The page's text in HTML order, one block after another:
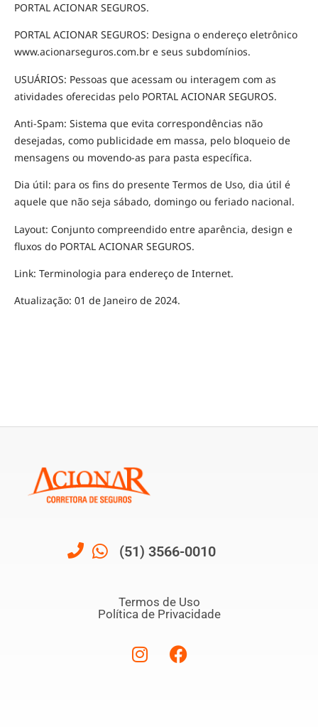
PORTAL ACIONAR SEGUROS.
PORTAL ACIONAR SEGUROS: Designa o endereço eletrônico
www.acionarseguros.com.br e seus subdomínios.
USUÁRIOS: Pessoas que acessam ou interagem com as
atividades oferecidas pelo PORTAL ACIONAR SEGUROS.
Anti-Spam: Sistema que evita correspondências não
desejadas, como publicidade em massa, pelo bloqueio de
mensagens ou movendo-as para pasta específica.
Dia útil: para os fins do presente Termos de Uso, dia útil é
aquele que não seja sábado, domingo ou feriado nacional.
Layout: Conjunto compreendido entre aparência, design e
fluxos do PORTAL ACIONAR SEGUROS.
Link: Terminologia para endereço de Internet.
Atualização: 01 de Janeiro de 2024.
(51) 3566-0010
Termos de Uso
Política de Privacidade